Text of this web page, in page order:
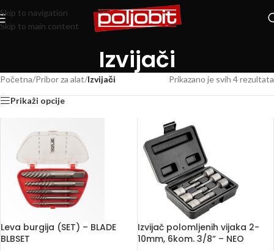
Skip to navigation
Skip to main content
Izvijači
Početna/Pribor za alat/Izvijači Prikazano je svih 4 rezultata
Prikaži opcije
Leva burgija (SET) – BLADE
BLBSET
Izvijač polomljenih vijaka 2-
10mm, 6kom. 3/8“ – NEO